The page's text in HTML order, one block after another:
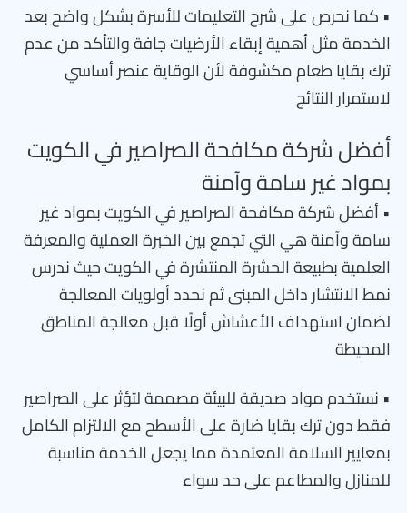
• كما نحرص على شرح التعليمات للأسرة بشكل واضح بعد
الخدمة مثل أهمية إبقاء الأرضيات جافة والتأكد من عدم
ترك بقايا طعام مكشوفة لأن الوقاية عنصر أساسي
لاستمرار النتائج
أفضل شركة مكافحة الصراصير في الكويت
بمواد غير سامة وآمنة
• أفضل شركة مكافحة الصراصير في الكويت بمواد غير
سامة وآمنة هي التي تجمع بين الخبرة العملية والمعرفة
العلمية بطبيعة الحشرة المنتشرة في الكويت حيث ندرس
نمط الانتشار داخل المبنى ثم نحدد أولويات المعالجة
لضمان استهداف الأعشاش أولًا قبل معالجة المناطق
المحيطة
• نستخدم مواد صديقة للبيئة مصممة لتؤثر على الصراصير
فقط دون ترك بقايا ضارة على الأسطح مع الالتزام الكامل
بمعايير السلامة المعتمدة مما يجعل الخدمة مناسبة
للمنازل والمطاعم على حد سواء